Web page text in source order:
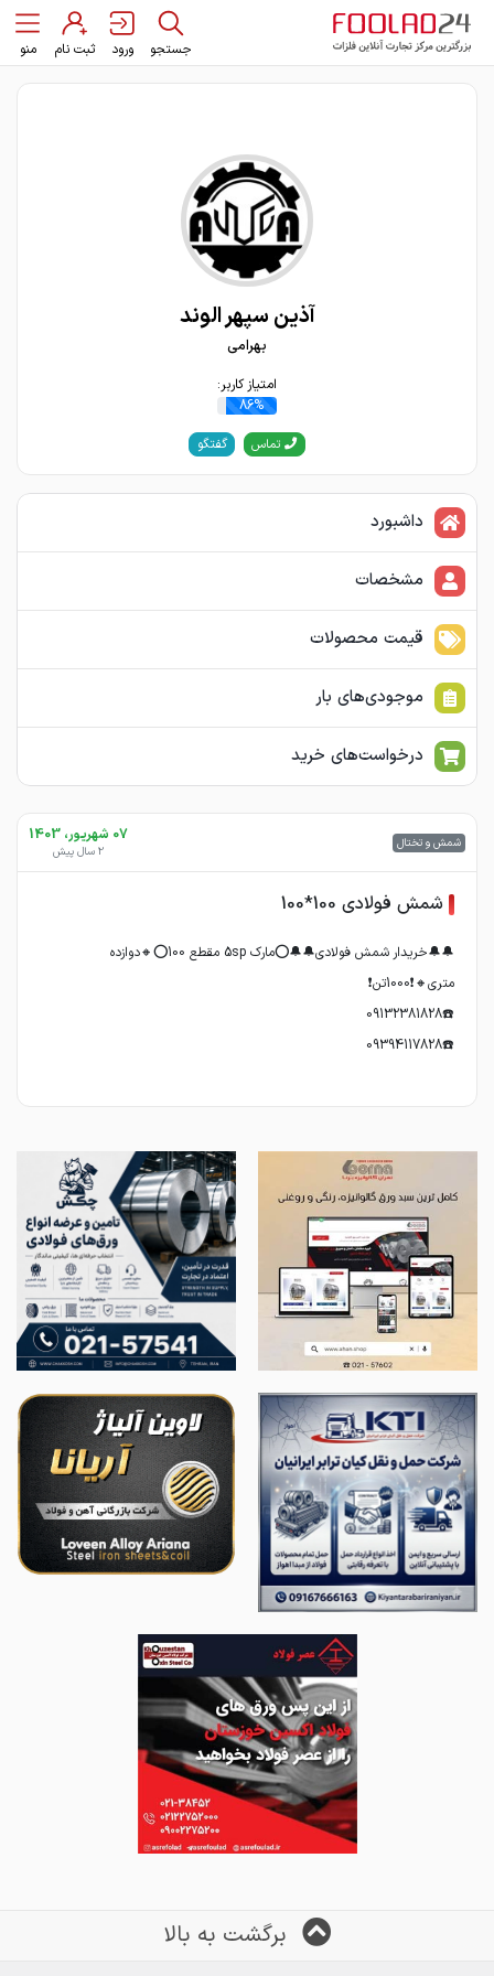
جستجو ورود ثبت نام منو
آذین سپهر الوند
بهرامی
امتیاز کاربر:
86%
تماس گفتگو
داشبورد
مشخصات
قیمت محصولات
موجودی‌های بار
درخواست‌های خرید
شمش و تختال 07 شهریور، 1403
2 سال پیش
شمش فولادی 100*100
🔔🔔خریدار شمش فولادی🔔🔔⭕️مارک 5sp مقطع 100⭕️🔸دوازده
☎️09394117828
برگشت به بالا